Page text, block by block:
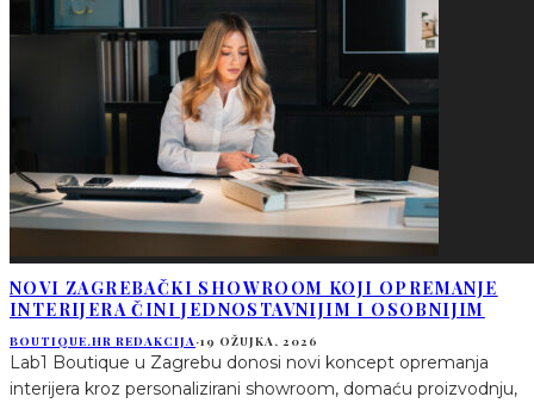
NOVI ZAGREBAČKI SHOWROOM KOJI OPREMANJE
INTERIJERA ČINI JEDNOSTAVNIJIM I OSOBNIJIM
BOUTIQUE.HR REDAKCIJA·19 OŽUJKA, 2026
Lab1 Boutique u Zagrebu donosi novi koncept opremanja
interijera kroz personalizirani showroom, domaću proizvodnju,